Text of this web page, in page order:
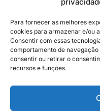
Para fornecer as melhores
cookies para armazenar e/ou
Consentir com essas
comportamento de
consentir ou retirar o
recursos e funções.
2026 © Feito com
no
Poder